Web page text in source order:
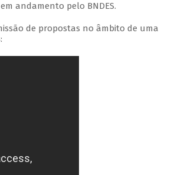
andamento pelo BNDES.
de propostas no âmbito de uma